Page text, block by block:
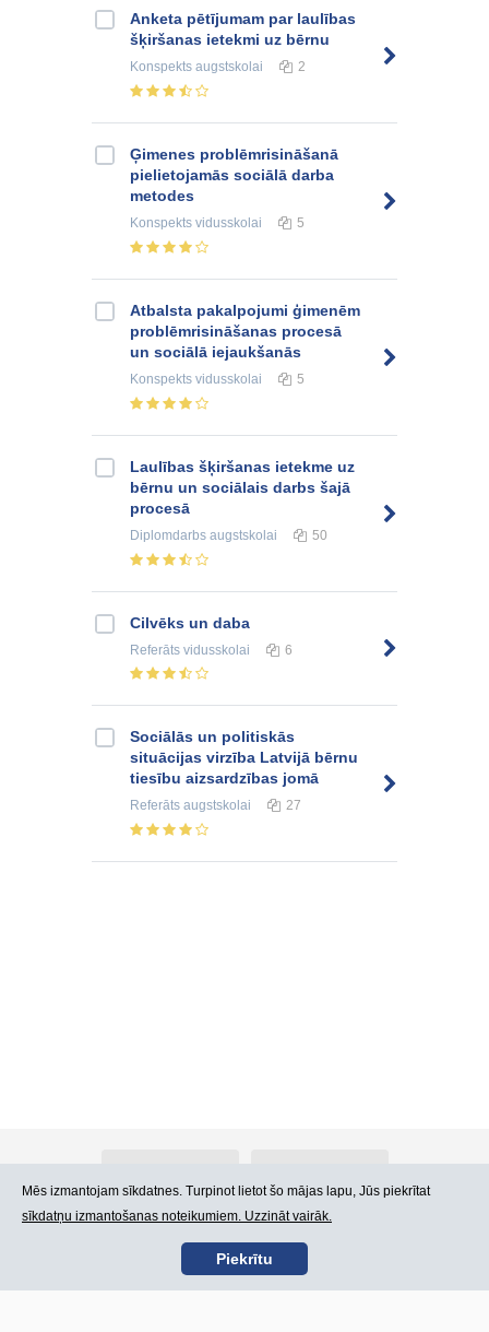
Anketa pētījumam par laulības
šķiršanas ietekmi uz bērnu
Konspekts augstskolai 2
Ģimenes problēmrisināšanā
pielietojamās sociālā darba
metodes
Konspekts vidusskolai 5
Atbalsta pakalpojumi ģimenēm
problēmrisināšanas procesā
un sociālā iejaukšanās
Konspekts vidusskolai 5
Laulības šķiršanas ietekme uz
bērnu un sociālais darbs šajā
procesā
Diplomdarbs augstskolai 50
Cilvēks un daba
Referāts vidusskolai 6
Sociālās un politiskās
situācijas virzība Latvijā bērnu
tiesību aizsardzības jomā
Referāts augstskolai 27
Kontakti Lietošanas noteikumi
Mēs izmantojam sīkdatnes. Turpinot lietot šo mājas lapu, Jūs piekrītat
sīkdatņu izmantošanas noteikumiem. Uzzināt vairāk.
Piekrītu